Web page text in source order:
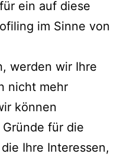
ein auf diese
im Sinne von
werden wir Ihre
nicht mehr
können
für die
Ihre Interessen,